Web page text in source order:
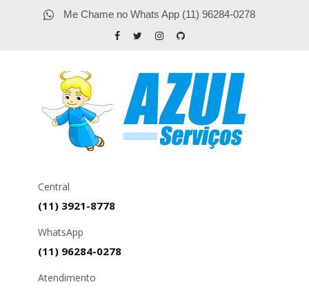
Me Chame no Whats App (11) 96284-0278
Central
(11) 3921-8778
WhatsApp
(11) 96284-0278
Atendimento